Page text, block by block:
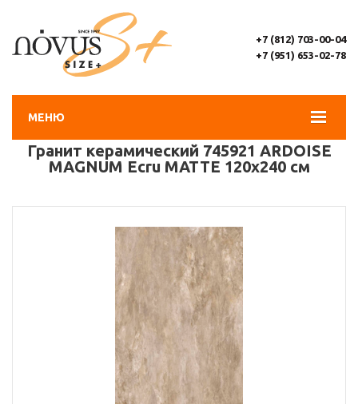
МЕНЮ
+7 (812) 703-00-04
+7 (951) 653-02-78
Гранит керамический 745921 ARDOISE
MAGNUM Ecru MATTE 120х240 см